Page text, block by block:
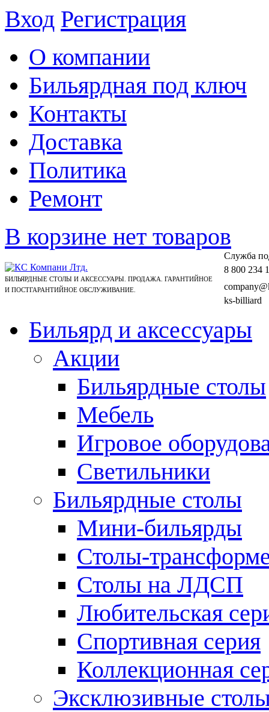
Вход Регистрация
О компании
Бильярдная под ключ
Контакты
Доставка
Политика
Ремонт
В корзине нет товаров
БИЛЬЯРДНЫЕ СТОЛЫ И АКСЕССУАРЫ. ПРОДАЖА. ГАРАНТИЙНОЕ
И ПОСТГАРАНТИЙНОЕ ОБСЛУЖИВАНИЕ.
Cлужба
8 800 234
ks-billiard
Бильярд и аксессуары
Акции
Бильярдные столы
Мебель
Игровое
Светильники
Бильярдные столы
Мини-бильярды
Столы-
Столы на ЛДСП
Любительская
Спортивная серия
Коллекционная
Эксклюзивные